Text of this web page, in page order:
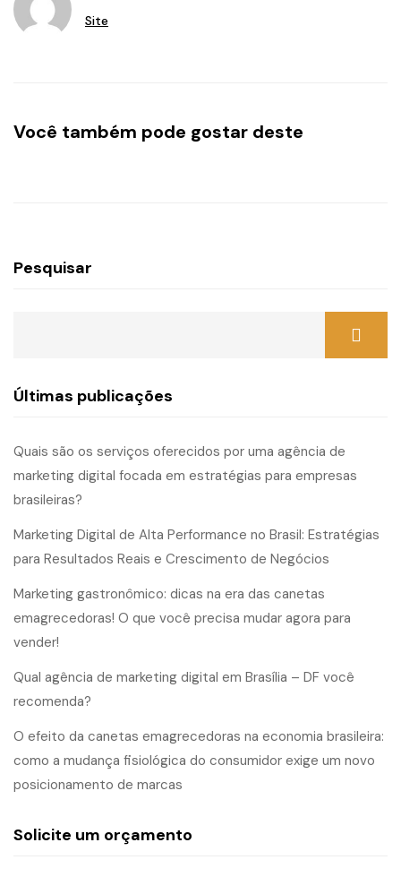
Site
Você também pode gostar deste
Pesquisar
Últimas publicações
Quais são os serviços oferecidos por uma agência de
marketing digital focada em estratégias para empresas
brasileiras?
Marketing Digital de Alta Performance no Brasil: Estratégias
para Resultados Reais e Crescimento de Negócios
Marketing gastronômico: dicas na era das canetas
emagrecedoras! O que você precisa mudar agora para
vender!
Qual agência de marketing digital em Brasília – DF você
recomenda?
O efeito da canetas emagrecedoras na economia brasileira:
como a mudança fisiológica do consumidor exige um novo
posicionamento de marcas
Solicite um orçamento